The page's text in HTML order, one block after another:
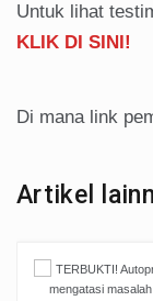
Untuk lihat
KLIK DI SINI!
Di mana link
Artikel